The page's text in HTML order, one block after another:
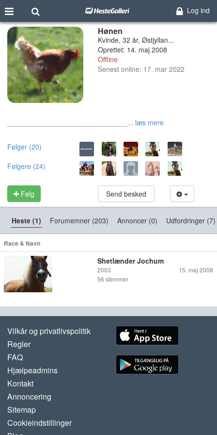
Log ind
Hønen
Kvinde, 32 år, Østjyllan...
Oprettet: 14. maj 2008
Offline
Senest online: 17. mar 2022
_______________________________... læs mere
Følger (20)
Følgere (24)
Følg Send besked
Heste (1) Forumemner (203) Annoncer (0) Udfordringer (7)
Race & Navn
Shetlænder Jochum
2003
15. maj 2008
56 stemmer
Vilkår og privatlivspolitik
Regler
FAQ
Hjælpeadmins
Kontakt
Annoncering
Sitemap
Cookieindstillinger